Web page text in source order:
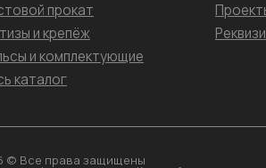
прокат
и крепёж
и комплектующие
каталог
© Все права защищены